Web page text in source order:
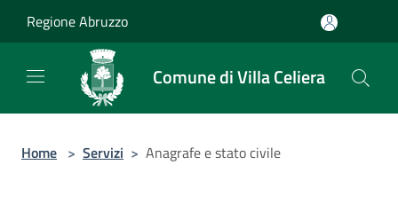
Regione Abruzzo
Comune di Villa Celiera
Home > Servizi > Anagrafe e stato civile